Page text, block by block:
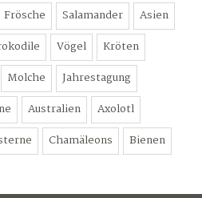
Frösche Salamander
Asien
Vögel
Kröten
Molche
Jahrestagung
Australien
Axolotl
Chamäleons Bienen